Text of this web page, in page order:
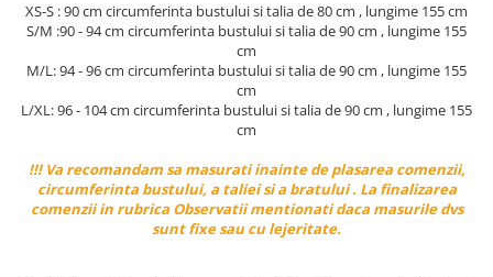
XS-S : 90 cm circumferinta bustului si talia de 80 cm , lungime 155 cm
S/M :90 - 94 cm circumferinta bustului si talia de 90 cm , lungime 155
cm
M/L: 94 - 96 cm circumferinta bustului si talia de 90 cm , lungime 155
cm
L/XL: 96 - 104 cm circumferinta bustului si talia de 90 cm , lungime 155
cm
!!! Va recomandam sa masurati inainte de plasarea comenzii,
circumferinta bustului, a taliei si a bratului . La finalizarea
comenzii in rubrica Observatii mentionati daca masurile dvs
sunt fixe sau cu lejeritate.